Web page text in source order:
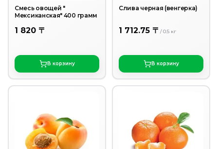
Смесь овощей "
Мексиканская" 400 грамм
1 820 〒
В корзину
Слива черная (венгерка)
1 712.75 〒 /0.5 кг
В корзину